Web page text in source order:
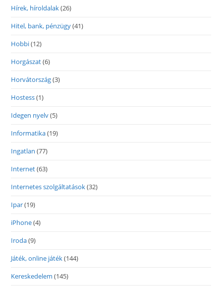
Hírek, híroldalak(26)
Hitel, bank, pénzügy(41)
Hobbi(12)
Horgászat(6)
Horvátország(3)
Hostess(1)
Idegen nyelv(5)
Informatika(19)
Ingatlan (77)
Internet(63)
Internetes szolgáltatások(32)
Ipar(19)
iPhone(4)
Iroda(9)
Játék, online játék(144)
Kereskedelem (145)